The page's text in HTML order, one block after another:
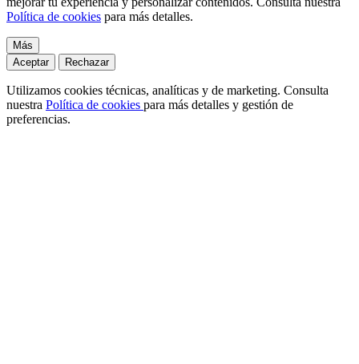
Política de cookies para más detalles.
Más
Aceptar
Rechazar
Utilizamos cookies técnicas, analíticas y de marketing. Consulta
nuestra Política de cookies para más detalles y gestión de
preferencias.